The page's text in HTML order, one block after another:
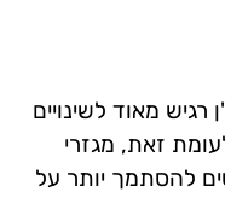
מאוד לשינויים
זאת, מגזרי
להסתמך יותר על